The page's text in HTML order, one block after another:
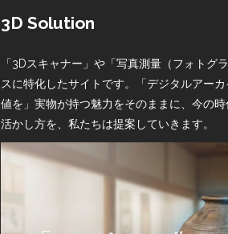
3D Solution
「3Dスキャナー」や「写真測量（フォトグ
スに特化したサイトです。「デジタルアー
値を」実物が持つ魅力をそのままに、今の
活かし方を、私たちは提案していきます。